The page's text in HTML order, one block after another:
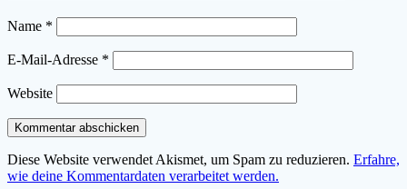
Name *
E-Mail-Adresse *
Website
Diese Website verwendet Akismet, um Spam zu reduzieren. Erfahre,
wie deine Kommentardaten verarbeitet werden.